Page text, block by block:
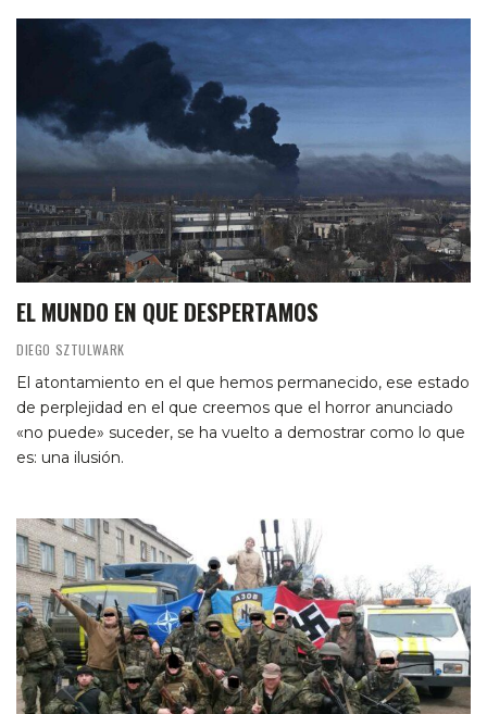
EL MUNDO EN QUE DESPERTAMOS
DIEGO SZTULWARK
El atontamiento en el que hemos permanecido, ese estado
de perplejidad en el que creemos que el horror anunciado
«no puede» suceder, se ha vuelto a demostrar como lo que
es: una ilusión.